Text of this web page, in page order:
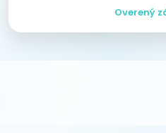
Overený